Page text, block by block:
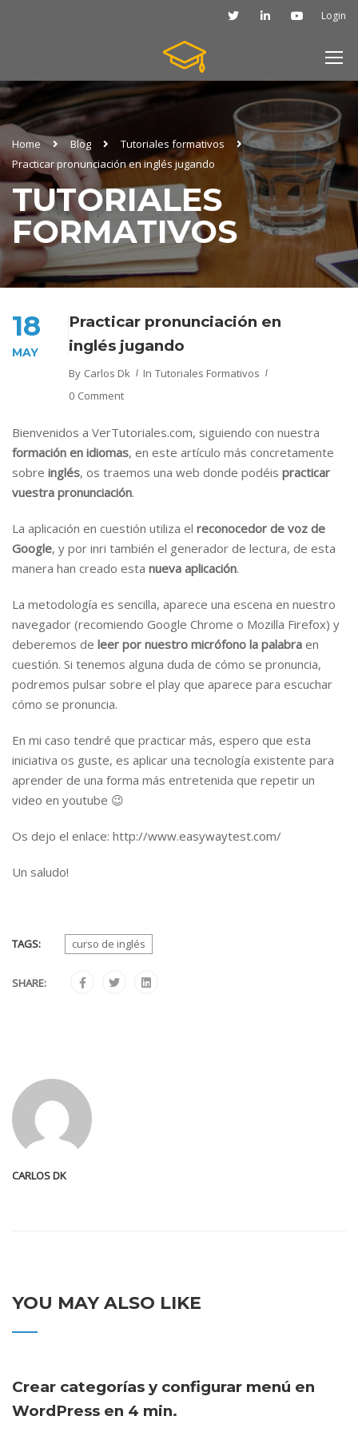
Login
Home Blog
Tutoriales formativos
Practicar pronunciación en inglés jugando
TUTORIALES
FORMATIVOS
18
MAY
Practicar pronunciación en
inglés jugando
By Carlos Dk In Tutoriales Formativos
0 Comment
Bienvenidos a VerTutoriales.com, siguiendo con nuestra
formación en idiomas, en este artículo más concretamente
sobre inglés, os traemos una web donde podéis practicar
vuestra pronunciación.
La aplicación en cuestión utiliza el reconocedor de voz de
Google, y por inri también el generador de lectura, de esta
manera han creado esta nueva aplicación.
La metodología es sencilla, aparece una escena en nuestro
navegador (recomiendo Google Chrome o Mozilla Firefox) y
deberemos de leer por nuestro micrófono la palabra en
cuestión. Si tenemos alguna duda de cómo se pronuncia,
podremos pulsar sobre el play que aparece para escuchar
cómo se pronuncia.
En mi caso tendré que practicar más, espero que esta
iniciativa os guste, es aplicar una tecnología existente para
aprender de una forma más entretenida que repetir un
video en youtube 😉
Os dejo el enlace: http://www.easywaytest.com/
Un saludo!
TAGS: curso de inglés
SHARE:
CARLOS DK
YOU MAY ALSO LIKE
Crear categorías y configurar menú en
WordPress en 4 min.